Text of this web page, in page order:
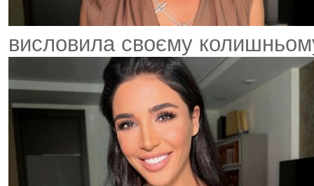
висловила своєму